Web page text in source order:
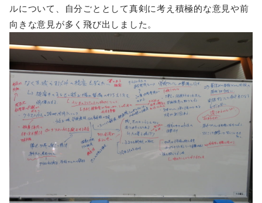
ルについて、自分ごととして真剣に考え積極的な意見や前
向きな意見が多く飛び出しました。